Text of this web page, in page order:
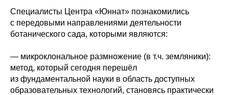
Специалисты Центра «Юннат» познакомились
с передовыми направлениями деятельности
ботанического сада, которыми являются:
— микроклональное размножение (в т.ч. земляники):
метод, который сегодня перешёл
из фундаментальной науки в область доступных
образовательных технологий, становясь практически